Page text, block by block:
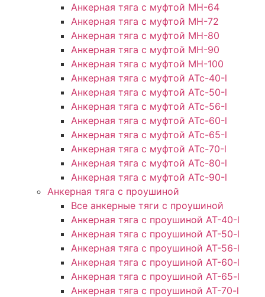
Анкерная тяга с муфтой МН-64
Анкерная тяга с муфтой МН-72
Анкерная тяга с муфтой МН-80
Анкерная тяга с муфтой МН-90
Анкерная тяга с муфтой МН-100
Анкерная тяга с муфтой АТс-40-l
Анкерная тяга с муфтой АТс-50-l
Анкерная тяга с муфтой АТс-56-l
Анкерная тяга с муфтой АТс-60-l
Анкерная тяга с муфтой АТс-65-l
Анкерная тяга с муфтой АТс-70-l
Анкерная тяга с муфтой АТс-80-l
Анкерная тяга с муфтой АТс-90-l
Анкерная тяга с проушиной
Все анкерные тяги с проушиной
Анкерная тяга с проушиной АТ-40-l
Анкерная тяга с проушиной AT-50-l
Анкерная тяга с проушиной AT-56-l
Анкерная тяга с проушиной AT-60-l
Анкерная тяга с проушиной AT-65-l
Анкерная тяга с проушиной AT-70-l